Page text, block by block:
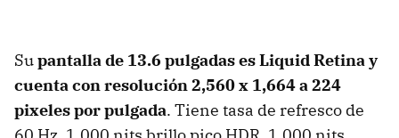
Supantalla de 13.6 pulgadas esLiquid Retina y
cuenta con resolución2,560 x 1,664 a 224
pixeles por pulgada. Tiene tasa de refresco de